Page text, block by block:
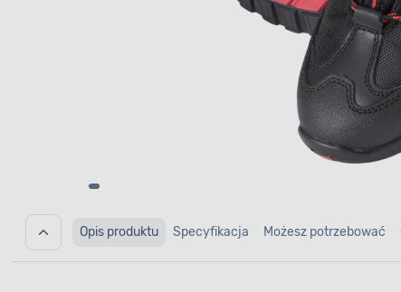
Opis produktu Specyfikacja Możesz potrzebować